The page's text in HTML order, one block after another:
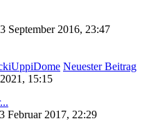
September 2016, 23:47
Neuester Beitrag
15:15
Februar 2017, 22:29